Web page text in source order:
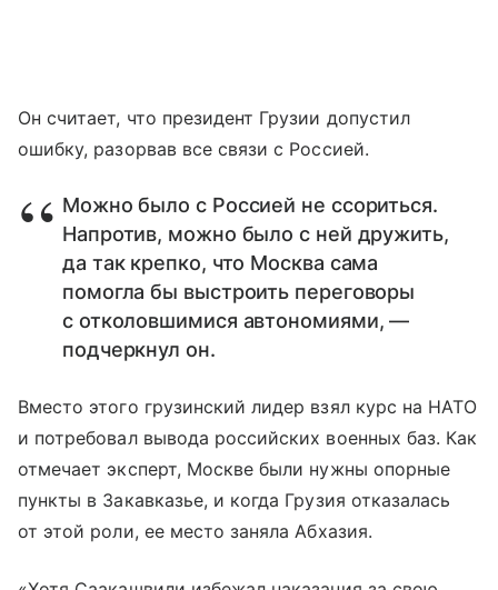
Он считает, что президент Грузии допустил
ошибку, разорвав все связи с Россией.
Можно было с Россией не ссориться.
Напротив, можно было с ней дружить,
да так крепко, что Москва сама
помогла бы выстроить переговоры
с отколовшимися автономиями, —
подчеркнул он.
Вместо этого грузинский лидер взял курс на НАТО
и потребовал вывода российских военных баз. Как
отмечает эксперт, Москве были нужны опорные
пункты в Закавказье, и когда Грузия отказалась
от этой роли, ее место заняла Абхазия.